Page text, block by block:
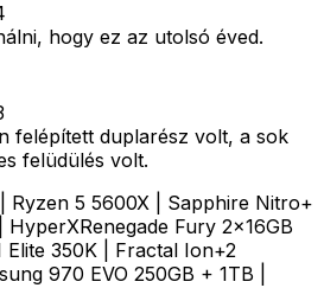
hogy ez az utolsó éved.
felépített duplarész volt, a sok
felüdülés volt.
Ryzen 5 5600X | Sapphire Nitro+
HyperXRenegade Fury 2x16GB
Elite 350K | Fractal Ion+2
970 EVO 250GB + 1TB |